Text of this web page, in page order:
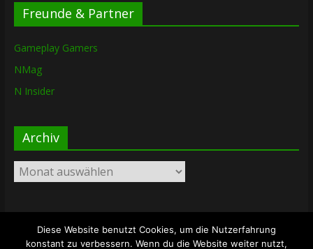
Freunde & Partner
Gameplay Gamers
NMag
N Insider
Archiv
Archiv
Copyright © 2026The Lost Dungeon. Alle Rechte vorbehalten.
Diese Website benutzt Cookies, um die Nutzerfahrung
konstant zu verbessern. Wenn du die Website weiter nutzt,